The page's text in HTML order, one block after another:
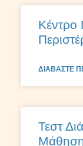
Κέντρο
ΔΙΑΒΆΣΤΕ
Τεστ